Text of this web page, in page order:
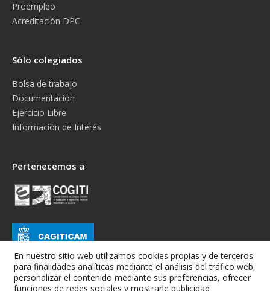
Proempleo
Acreditación DPC
Sólo colegiados
Bolsa de trabajo
Documentación
Ejercicio Libre
Información de Interés
Pertenecemos a
En nuestro sitio web utilizamos cookies propias y de terceros
para finalidades analíticas mediante el análisis del tráfico web,
personalizar el contenido mediante sus preferencias, ofrecer
funciones de redes sociales y mostrarle publicidad